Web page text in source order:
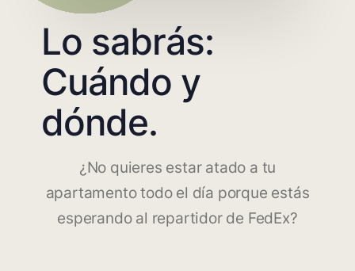
Lo sabrás:
Cuándo y
dónde.
¿No quieres estar atado a tu
apartamento todo el día porque estás
esperando al repartidor de FedEx?